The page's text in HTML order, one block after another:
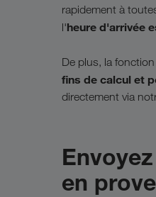
rapidement à
l'heure d'arrivée
De plus, la
fins de calcul et
directement via
en